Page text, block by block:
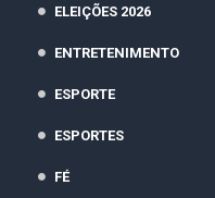
ELEIÇÕES 2026
ENTRETENIMENTO
ESPORTE
ESPORTES
FÉ